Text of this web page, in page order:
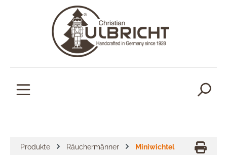
Produkte Räuchermänner Miniwichtel